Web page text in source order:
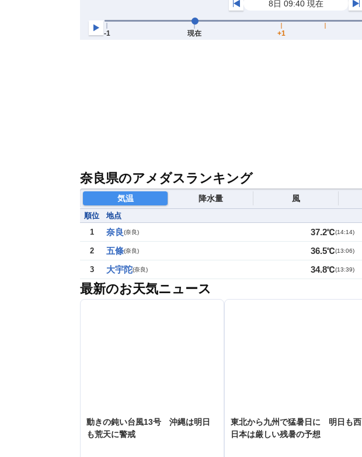
奈良県のアメダスランキング
気温 降水量 風
順位 地点
1
奈良(奈良) 37.2℃(14:14)
2 五條(奈良) 36.5℃(13:06)
3 大宇陀(奈良) 34.8℃(13:39)
最新のお天気ニュース
動きの鈍い台風13号 沖縄は明日
も荒天に警戒
東北から九州で猛暑日に 明日も西
日本は厳しい残暑の予想